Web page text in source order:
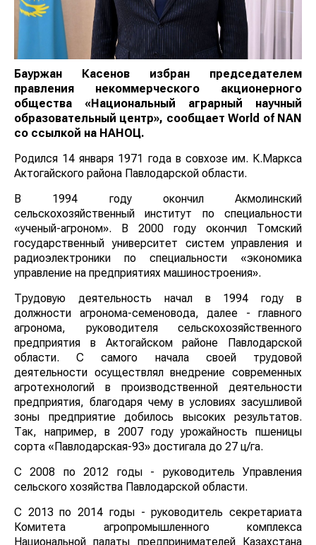
Бауржан Касенов избран председателем
правления некоммерческого акционерного
общества «Национальный аграрный научный
образовательный центр», сообщаетWorld of NAN
со ссылкой на НАНОЦ.
Родился 14 января 1971 года в совхозе им. К.Маркса
Актогайского района Павлодарской области.
В 1994 году окончил Акмолинский
сельскохозяйственный институт по специальности
«ученый-агроном». В 2000 году окончил Томский
государственный университет систем управления и
радиоэлектроники по специальности «экономика
управление на предприятиях машиностроения».
Трудовую деятельность начал в 1994 году в
должности агронома-семеновода, далее - главного
агронома, руководителя сельскохозяйственного
предприятия в Актогайском районе Павлодарской
области. С самого начала своей трудовой
деятельности осуществлял внедрение современных
агротехнологий в производственной деятельности
предприятия, благодаря чему в условиях засушливой
зоны предприятие добилось высоких результатов.
Так, например, в 2007 году урожайность пшеницы
сорта «Павлодарская-93» достигала до 27 ц/га.
С 2008 по 2012 годы - руководитель Управления
сельского хозяйства Павлодарской области.
С 2013 по 2014 годы - руководитель секретариата
Комитета агропромышленного комплекса
Национальной палаты предпринимателей Казахстана